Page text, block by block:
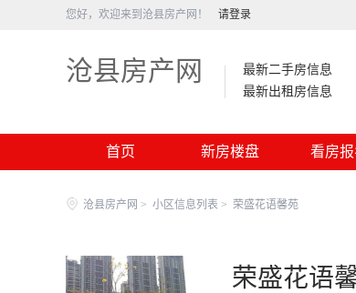
您好，欢迎来到沧县房产网！ 请登录
沧县房产网
最新二手房信息
最新出租房信息
首页 新房楼盘 看房报
沧县房产网 > 小区信息列表 > 荣盛花语馨苑
荣盛花语